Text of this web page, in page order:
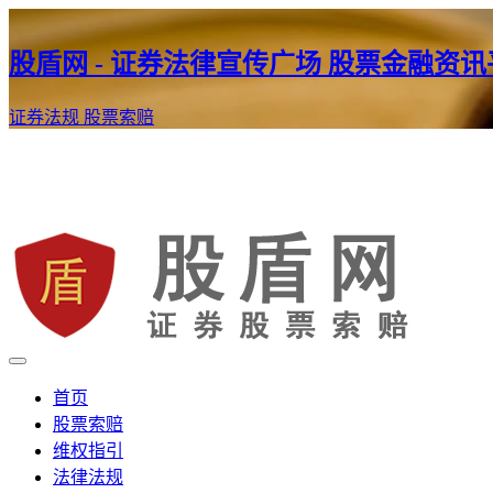
股盾网 - 证券法律宣传广场 股票金融资讯
证券法规 股票索赔
股盾网
证券股票维权网
首页
股票索赔
维权指引
法律法规